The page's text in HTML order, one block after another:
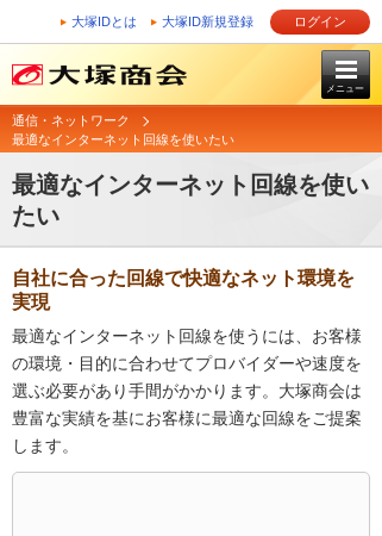
大塚IDとは 大塚ID新規登録 ログイン
メニュー
通信・ネットワーク
最適なインターネット回線を使いたい
最適なインターネット回線を使い
たい
自社に合った回線で快適なネット環境を
実現
最適なインターネット回線を使うには、お客様
の環境・目的に合わせてプロバイダーや速度を
選ぶ必要があり手間がかかります。大塚商会は
豊富な実績を基にお客様に最適な回線をご提案
します。